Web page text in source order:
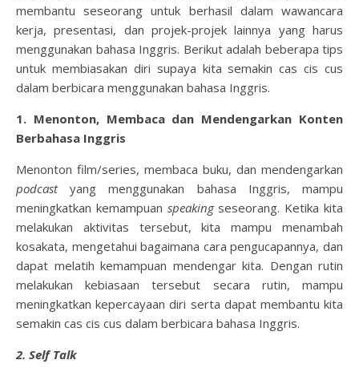
membantu seseorang untuk berhasil dalam wawancara
kerja, presentasi, dan projek-projek lainnya yang harus
menggunakan bahasa Inggris. Berikut adalah beberapa tips
untuk membiasakan diri supaya kita semakin cas cis cus
dalam berbicara menggunakan bahasa Inggris.
1. Menonton, Membaca dan Mendengarkan Konten
Berbahasa Inggris
Menonton film/series, membaca buku, dan mendengarkan
podcastyang menggunakan bahasa Inggris, mampu
meningkatkan kemampuan speakingseseorang. Ketika kita
melakukan aktivitas tersebut, kita mampu menambah
kosakata, mengetahui bagaimana cara pengucapannya, dan
dapat melatih kemampuan mendengar kita. Dengan rutin
melakukan kebiasaan tersebut secara rutin, mampu
meningkatkan kepercayaan diri serta dapat membantu kita
semakin cas cis cus dalam berbicara bahasa Inggris.
2. Self Talk